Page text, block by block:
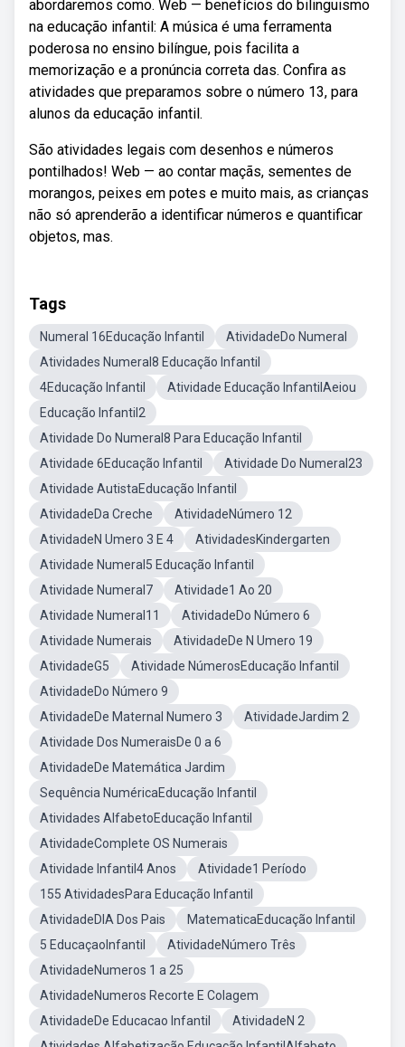
abordaremos como. Web — benefícios do bilinguismo
na educação infantil: A música é uma ferramenta
poderosa no ensino bilíngue, pois facilita a
memorização e a pronúncia correta das. Confira as
atividades que preparamos sobre o número 13, para
alunos da educação infantil.
São atividades legais com desenhos e números
pontilhados! Web — ao contar maçãs, sementes de
morangos, peixes em potes e muito mais, as crianças
não só aprenderão a identificar números e quantificar
objetos, mas.
Tags
Numeral 16Educação Infantil
AtividadeDo Numeral
Atividades Numeral8 Educação Infantil
4Educação Infantil
Atividade Educação InfantilAeiou
Educação Infantil2
Atividade Do Numeral8 Para Educação Infantil
Atividade 6Educação Infantil
Atividade Do Numeral23
Atividade AutistaEducação Infantil
AtividadeDa Creche
AtividadeNúmero 12
AtividadeN Umero 3 E 4
AtividadesKindergarten
Atividade Numeral5 Educação Infantil
Atividade Numeral7
Atividade1 Ao 20
Atividade Numeral11
AtividadeDo Número 6
Atividade Numerais
AtividadeDe N Umero 19
AtividadeG5
Atividade NúmerosEducação Infantil
AtividadeDo Número 9
AtividadeDe Maternal Numero 3
AtividadeJardim 2
Atividade Dos NumeraisDe 0 a 6
AtividadeDe Matemática Jardim
Sequência NuméricaEducação Infantil
Atividades AlfabetoEducação Infantil
AtividadeComplete OS Numerais
Atividade Infantil4 Anos
Atividade1 Período
155 AtividadesPara Educação Infantil
AtividadeDIA Dos Pais
MatematicaEducação Infantil
5 EducaçaoInfantil
AtividadeNúmero Três
AtividadeNumeros 1 a 25
AtividadeNumeros Recorte E Colagem
AtividadeDe Educacao Infantil
AtividadeN 2